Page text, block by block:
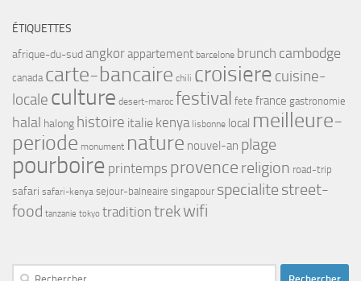
ÉTIQUETTES
afrique-du-sudangkorappartement barcelone brunch cambodge
canada carte-bancaire chili croisiere cuisine-
locale culture desert-maroc festival fete france gastronomie
halal halong histoire italie kenya lisbonne local meilleure-
periode monument nature nouvel-an plage
pourboire printemps provence religion road-trip
safari safari-kenya sejour-balneaire singapour specialite street-
food tanzanie tokyo tradition trekwifi
Rechercher :